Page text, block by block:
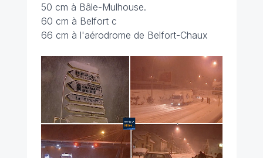
50 cm à Bâle-Mulhouse.
60 cm à Belfort c
66 cm à l'aérodrome de Belfort-Chaux